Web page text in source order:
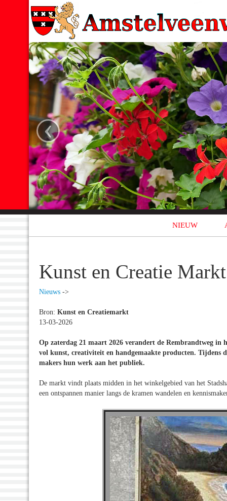
‹
NIEUW
Kunst en Creatie
Nieuws ->
Bron: Kunst en Creatiemarkt
13-03-2026
Op zaterdag 21 maart 2026 verandert de Rembrandtweg in
vol kunst, creativiteit en handgemaakte producten. Tijdens
makers hun werk aan het publiek.
De markt vindt plaats midden in het winkelgebied van het
een ontspannen manier langs de kramen wandelen en